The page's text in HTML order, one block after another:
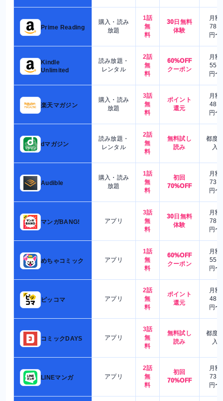
Prime Reading
購入・読み
放題
1話
無
料
30日無料
体験
月額
780
円〜
Kindle
Unlimited
読み放題・
レンタル
2話
無
料
60%OFF
クーポン
月額
550
円〜
楽天マガジン
購入・読み
放題
3話
無
料
ポイント
還元
月額
480
円〜
dマガジン
読み放題・
レンタル
2話
無
料
無料試し
読み
都度
入
Audible
購入・読み
放題
1話
無
料
初回
70%OFF
月額
730
円〜
マンガBANG! アプリ
3話
無
料
30日無料
体験
月額
780
円〜
めちゃコミック アプリ
1話
無
料
60%OFF
クーポン
月額
550
円〜
ピッコマ アプリ
2話
無
料
ポイント
還元
月額
480
円〜
コミックDAYS アプリ
3話
無
料
無料試し
読み
都度
入
LINEマンガ アプリ
2話
無
料
初回
70%OFF
月額
730
円〜